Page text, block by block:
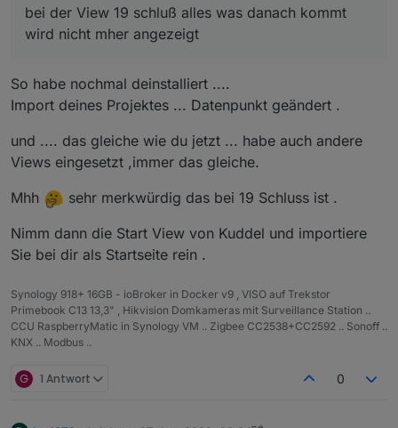
bei der View 19 schluß alles was danach kommt
wird nicht mher angezeigt
So habe nochmal deinstalliert ....
Import deines Projektes ... Datenpunkt geändert .
und .... das gleiche wie du jetzt ... habe auch andere
Views eingesetzt ,immer das gleiche.
Mhh
sehr merkwürdig das bei 19 Schluss ist .
Nimm dann die Start View von Kuddel und importiere
Sie bei dir als Startseite rein .
Synology 918+ 16GB - ioBroker in Docker v9 , VISO auf Trekstor
Primebook C13 13,3" , Hikvision Domkameras mit Surveillance Station ..
CCU RaspberryMatic in Synology VM .. Zigbee CC2538+CC2592 .. Sonoff ..
KNX .. Modbus ..
G 1 Antwort 0